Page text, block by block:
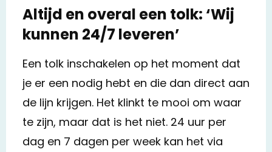
Altijd en overal een tolk: ‘Wij
kunnen 24/7 leveren’
Een tolk inschakelen op het moment dat
je er een nodig hebt en die dan direct aan
de lijn krijgen. Het klinkt te mooi om waar
te zijn, maar dat is het niet. 24 uur per
dag en 7 dagen per week kan het via